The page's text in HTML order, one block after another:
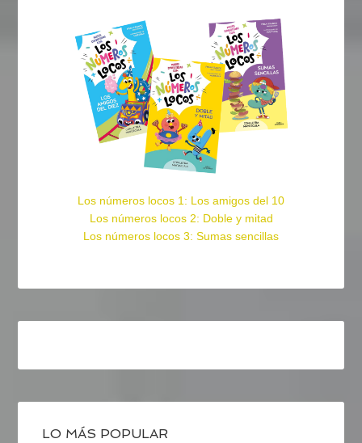
Los números locos 1: Los amigos del 10
Los números locos 2: Doble y mitad
Los números locos 3: Sumas sencillas
LO MÁS POPULAR